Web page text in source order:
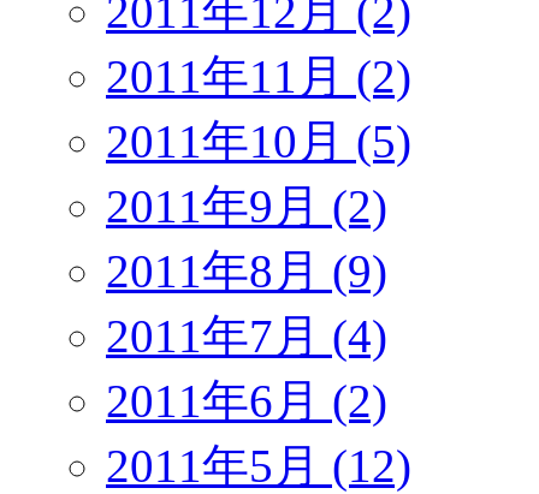
2011年12月 (2)
2011年11月 (2)
2011年10月 (5)
2011年9月 (2)
2011年8月 (9)
2011年7月 (4)
2011年6月 (2)
2011年5月 (12)